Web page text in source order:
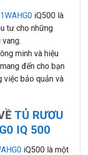
iQ500 là
tư cho những
minh và hiệu
đến cho bạn
việc bảo quản và
TỦ RƯƠU
IQ 500
iQ500 là một